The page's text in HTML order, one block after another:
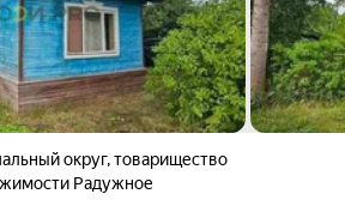
округ,товарищество
Радужное